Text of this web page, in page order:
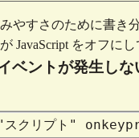
やすさのために書き
JavaScript をオフに
ベントが発生し
クリプト"